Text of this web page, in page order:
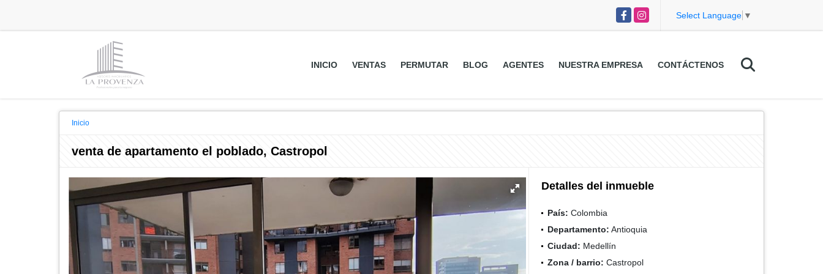
FacebookInstagram Select Language ▼
INICIO VENTAS PERMUTAR BLOG AGENTES NUESTRA EMPRESA CONTÁCTENOS
Inicio
venta de apartamento el poblado, Castropol
Detalles del inmueble
País: Colombia
Departamento: Antioquia
Ciudad: Medellín
Zona / barrio: Castropol